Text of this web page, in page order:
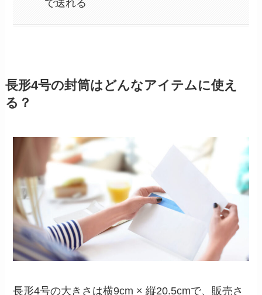
で送れる
長形4号の封筒はどんなアイテムに使え
る？
長形4号の大きさは横9cm × 縦20.5cmで、販売さ